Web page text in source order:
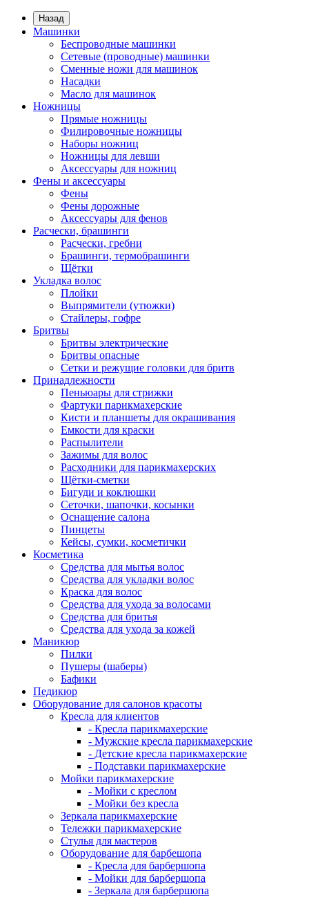
Назад
Машинки
Беспроводные машинки
Сетевые (проводные) машинки
Сменные ножи для машинок
Насадки
Масло для машинок
Ножницы
Прямые ножницы
Филировочные ножницы
Наборы ножниц
Ножницы для левши
Аксессуары для ножниц
Фены и аксессуары
Фены
Фены дорожные
Аксессуары для фенов
Расчески, брашинги
Расчески, гребни
Брашинги, термобрашинги
Щётки
Укладка волос
Плойки
Выпрямители (утюжки)
Стайлеры, гофре
Бритвы
Бритвы электрические
Бритвы опасные
Сетки и режущие головки для бритв
Принадлежности
Пеньюары для стрижки
Фартуки парикмахерские
Кисти и планшеты для окрашивания
Емкости для краски
Распылители
Зажимы для волос
Расходники для парикмахерских
Щётки-сметки
Бигуди и коклюшки
Сеточки, шапочки, косынки
Оснащение салона
Пинцеты
Кейсы, сумки, косметички
Косметика
Средства для мытья волос
Средства для укладки волос
Краска для волос
Средства для ухода за волосами
Средства для бритья
Средства для ухода за кожей
Маникюр
Пилки
Пушеры (шаберы)
Бафики
Педикюр
Оборудование для салонов красоты
Кресла для клиентов
- Кресла парикмахерские
- Мужские кресла парикмахерские
- Детские кресла парикмахерские
- Подставки парикмахерские
Мойки парикмахерские
- Мойки с креслом
- Мойки без кресла
Зеркала парикмахерские
Тележки парикмахерские
Стулья для мастеров
Оборудование для барбешопа
- Кресла для барбершопа
- Мойки для барбершопа
- Зеркала для барбершопа